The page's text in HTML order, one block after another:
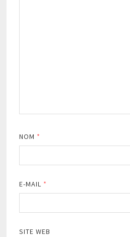
NOM *
E-MAIL *
SITE WEB